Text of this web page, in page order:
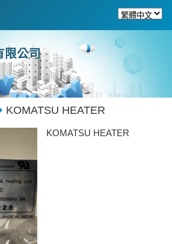
限公司
KOMATSU HEATER
KOMATSU HEATER